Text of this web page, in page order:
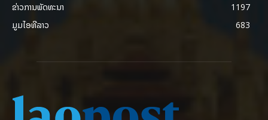
ຂ່າວການພັດທະນາ
1197
ມູມໄອທີລາວ
683